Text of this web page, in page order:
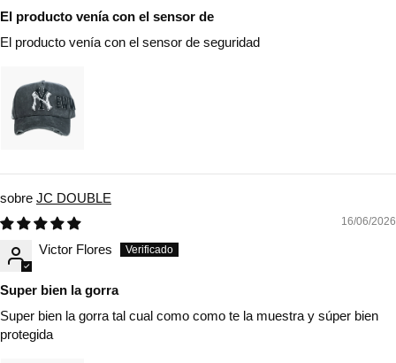
El producto venía con el sensor de
El producto venía con el sensor de seguridad
JC DOUBLE
16/06/2026
Victor Flores
Super bien la gorra
Super bien la gorra tal cual como como te la muestra y súper bien
protegida